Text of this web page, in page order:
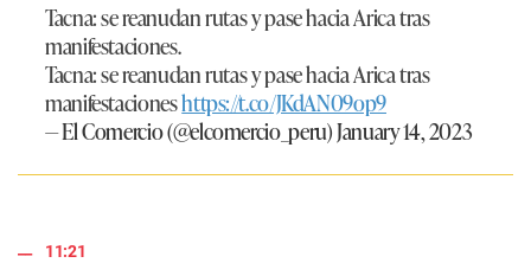
Tacna: se reanudan rutas y pase hacia Arica tras
manifestaciones.
Tacna: se reanudan rutas y pase hacia Arica tras
manifestacioneshttps://t.co/JKdAN09op9
— El Comercio (@elcomercio_peru)January 14, 2023
11:21